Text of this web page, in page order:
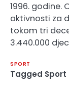
1996. godine.
aktivnosti za
tokom tri
3.440.000
SPORT
Tagged Sport